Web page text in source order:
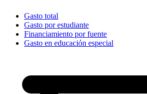
Gasto total
Gasto por estudiante
Financiamiento por fuente
Gasto en educación especial